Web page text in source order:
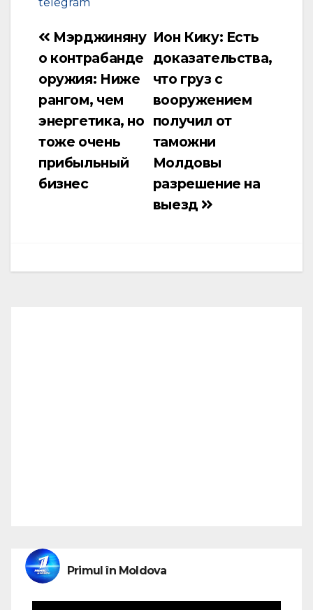
Навигация
по
Ион Кику: Есть
доказательства,
что груз с
вооружением
получил от
таможни
Молдовы
разрешение на
выезд
Мэрджиняну
о контрабанде
оружия: Ниже
рангом, чем
энергетика, но
тоже очень
прибыльный
бизнес
Primul în Moldova